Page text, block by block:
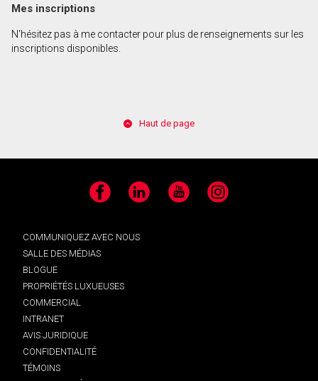
Mes inscriptions
N'hésitez pas à me contacter pour plus de renseignements sur les
inscriptions disponibles.
Haut de page
Facebook LinkedIn YouTube Instagram
COMMUNIQUEZ AVEC NOUS
SALLE DES MÉDIAS
BLOGUE
PROPRIÉTÉS LUXUEUSES
COMMERCIAL
INTRANET
AVIS JURIDIQUE
CONFIDENTIALITÉ
TÉMOINS